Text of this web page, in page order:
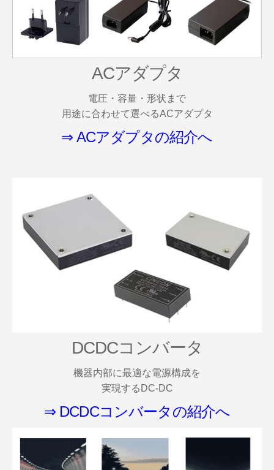
ACアダプタ
電圧・容量・形状まで
用途に合わせて選べるACアダプタ
⇒ ACアダプタの紹介へ
DCDCコンバータ
機器内部に最適な電源構成を
実現するDC-DC
⇒ DCDCコンバータの紹介へ